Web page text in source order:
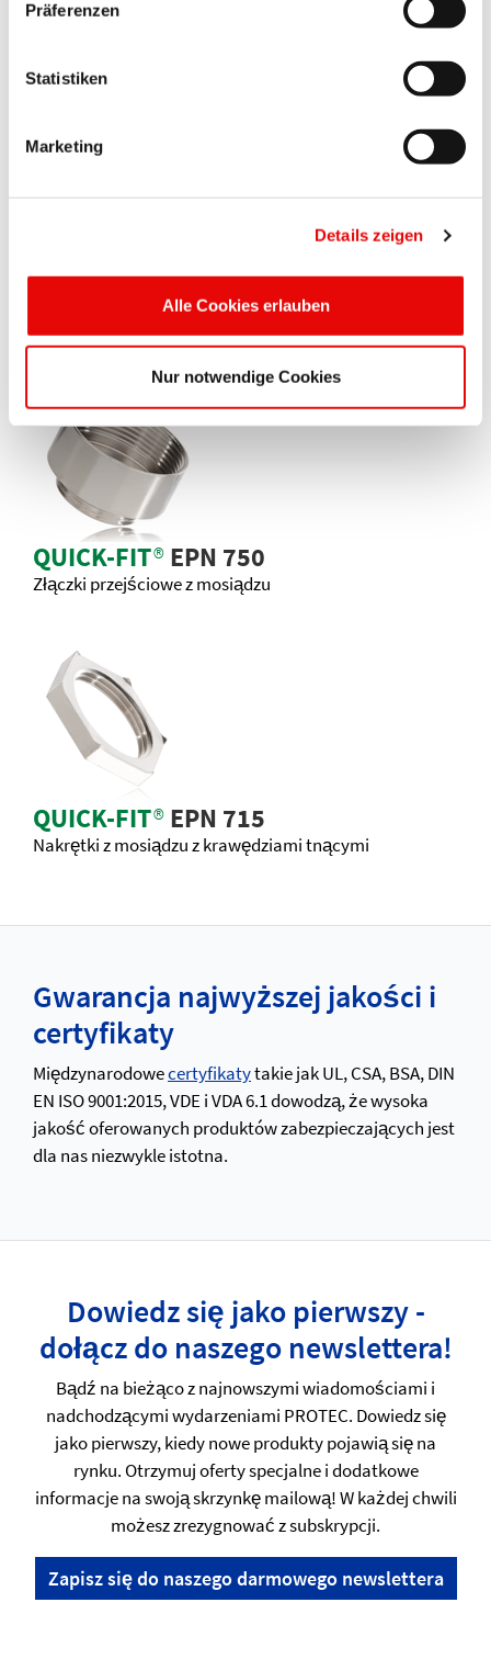
Präferenzen
Statistiken
Marketing
Details zeigen
Alle Cookies erlauben
Nur notwendige Cookies
®EPN 705
QUICK-FIT®EPN 750
Złączki przejściowe z mosiądzu
QUICK-FIT®EPN 715
Nakrętki z mosiądzu z krawędziami tnącymi
Gwarancja najwyższej jakości i
certyfikaty
Międzynarodowecertyfikatytakie jak UL, CSA, BSA, DIN
EN ISO 9001:2015, VDE i VDA 6.1 dowodzą, że wysoka
jakość oferowanych produktów zabezpieczających jest
dla nas niezwykle istotna.
Dowiedz się jako pierwszy -
dołącz do naszego newslettera!
Bądź na bieżąco z najnowszymi wiadomościami i
nadchodzącymi wydarzeniami PROTEC. Dowiedz się
jako pierwszy, kiedy nowe produkty pojawią się na
rynku. Otrzymuj oferty specjalne i dodatkowe
informacje na swoją skrzynkę mailową! W każdej chwili
możesz zrezygnować z subskrypcji.
Zapisz się do naszego darmowego newslettera